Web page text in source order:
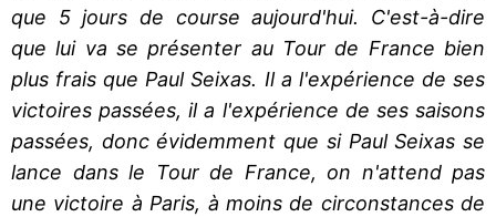
que 5 jours de course aujourd'hui. C'est-à-dire
que lui va se présenter au Tour de France bien
plus frais que Paul Seixas. Il a l'expérience de ses
victoires passées, il a l'expérience de ses saisons
passées, donc évidemment que si Paul Seixas se
lance dans le Tour de France, on n'attend pas
une victoire à Paris, à moins de circonstances de